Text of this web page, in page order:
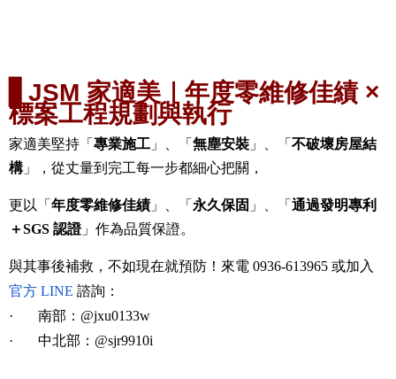
JSM 家適美｜年度零維修佳績×
標案工程規劃與執行
家適美堅持「 專業施工 」、「 無塵安裝 」、「 不破壞房屋結
構」，從丈量到完工每一步都細心把關，
更以「 年度零維修佳績 」、「 永久保固 」、「 通過發明專利
＋SGS 認證」作為品質保證。
與其事後補救，不如現在就預防！來電 0936-613965 或加入
官方 LINE 諮詢：
·
南部： @jxu0133w
·
中北部： @sjr9910i